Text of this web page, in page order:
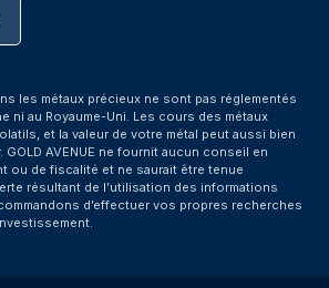
les métaux précieux ne sont pas réglementés
ni au Royaume-Uni. Les cours des métaux
et la valeur de votre métal peut aussi bien
GOLD AVENUE ne fournit aucun conseil en
ou de fiscalité et ne saurait être tenue
résultant de l’utilisation des informations
d’effectuer vos propres recherches